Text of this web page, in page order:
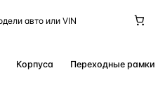
Корпуса Переходные рамки